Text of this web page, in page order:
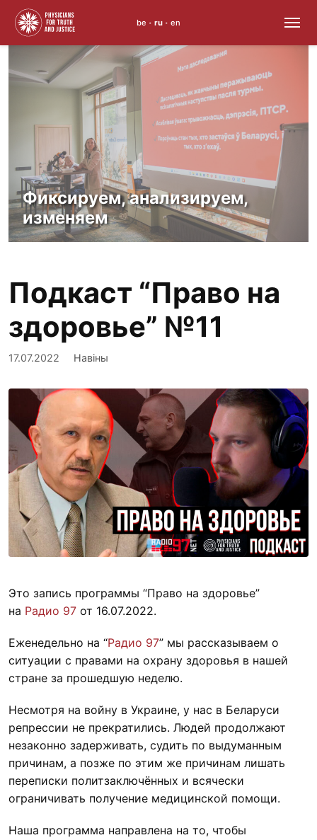
to
content
be • ru • en
Фиксируем, анализируем,
изменяем
Подкаст “Право на
здоровье” №11
17.07.2022 Навіны
Это запись программы “Право на здоровье”
на Радио 97 от 16.07.2022.
Еженедельно на “Радио 97” мы рассказываем о
ситуации с правами на охрану здоровья в нашей
стране за прошедшую неделю.
Несмотря на войну в Украине, у нас в Беларуси
репрессии не прекратились. Людей продолжают
незаконно задерживать, судить по выдуманным
причинам, а позже по этим же причинам лишать
переписки политзаключённых и всячески
ограничивать получение медицинской помощи.
Наша программа направлена на то, чтобы